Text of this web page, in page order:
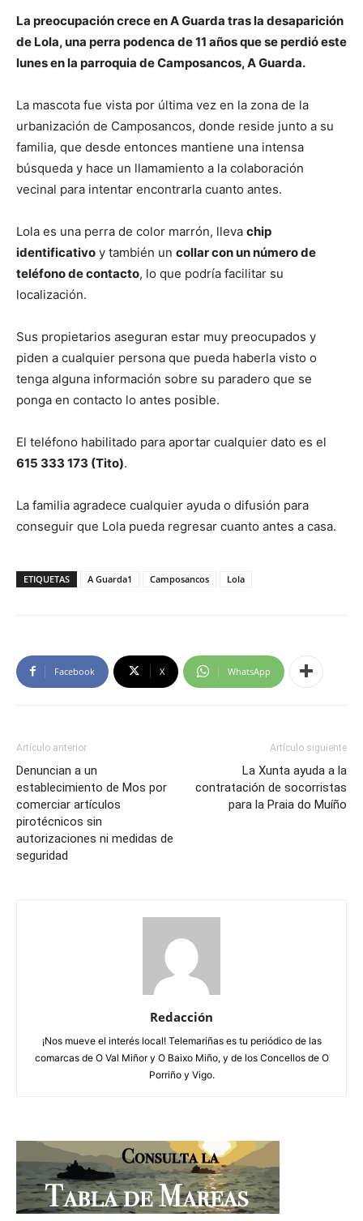
La preocupación crece en A Guarda tras la desaparición
de Lola, una perra podenca de 11 años que se perdió este
lunes en la parroquia de Camposancos, A Guarda.
La mascota fue vista por última vez en la zona de la
urbanización de Camposancos, donde reside junto a su
familia, que desde entonces mantiene una intensa
búsqueda y hace un llamamiento a la colaboración
vecinal para intentar encontrarla cuanto antes.
Lola es una perra de color marrón, lleva chip
identificativo y también un collar con un número de
teléfono de contacto, lo que podría facilitar su
localización.
Sus propietarios aseguran estar muy preocupados y
piden a cualquier persona que pueda haberla visto o
tenga alguna información sobre su paradero que se
ponga en contacto lo antes posible.
El teléfono habilitado para aportar cualquier dato es el
615 333 173 (Tito).
La familia agradece cualquier ayuda o difusión para
conseguir que Lola pueda regresar cuanto antes a casa.
ETIQUETAS A Guarda1 Camposancos Lola
Facebook X WhatsApp
Artículo anterior
Denuncian a un
establecimiento de Mos por
comerciar artículos
pirotécnicos sin
autorizaciones ni medidas de
seguridad
Artículo siguiente
La Xunta ayuda a la
contratación de socorristas
para la Praia do Muíño
Redacción
¡Nos mueve el interés local! Telemariñas es tu periódico de las
comarcas de O Val Miñor y O Baixo Miño, y de los Concellos de O
Porriño y Vigo.